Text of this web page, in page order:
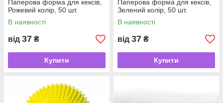
Паперова форма для кексів,
Рожевий колір, 50 шт.
В наявності
від 37 ₴
Купити
Паперова форма для кексів,
Зелений колір, 50 шт.
В наявності
від 37 ₴
Купити